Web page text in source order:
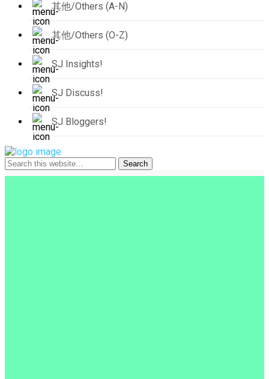
其他/Others (A-N)
其他/Others (O-Z)
SJ Insights!
SJ Discuss!
SJ Bloggers!